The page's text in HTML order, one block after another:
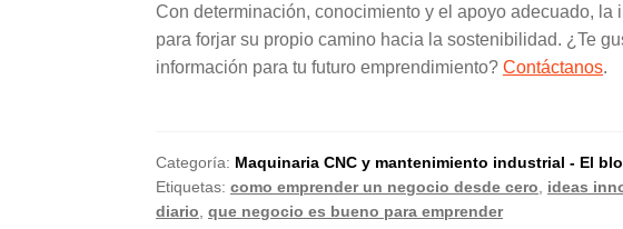
Con determinación, conocimiento y el apoyo adecuado,
para forjar su propio camino hacia la sostenibilidad. ¿Te
información para tu futuro emprendimiento?Contáctanos.
Categoría: Maquinaria CNC y mantenimiento industrial - El
Etiquetas:como emprender un negocio desde cero ideas
diario ,que negocio es bueno para emprender